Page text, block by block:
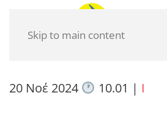
Skip to main content
20 Νοέ 2024 10.01 | I